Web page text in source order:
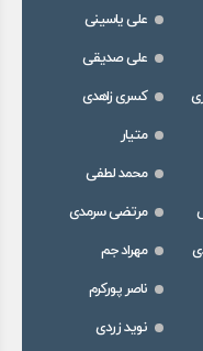
علی یاسینی
علی صدیقی
کسری زاهدی
متیار
محمد لطفی
مرتضی سرمدی
مهراد جم
ناصر پورکرم
نوید زردی